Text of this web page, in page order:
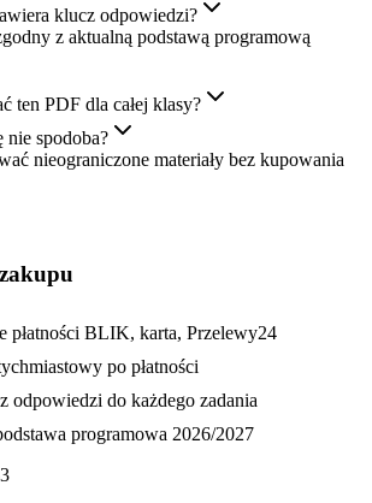
klucz odpowiedzi?
z aktualną podstawą programową
ten PDF dla całej klasy?
spodoba?
nieograniczone materiały bez kupowania
płatności BLIK, karta, Przelewy24
po płatności
odpowiedzi do każdego zadania
programowa 2026/2027